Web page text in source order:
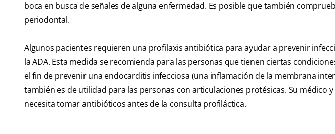
boca en busca de señales de alguna enfermedad. Es posible que también
periodontal.
Algunos pacientes requieren una profilaxis antibiótica para ayudar a prevenir
la ADA. Esta medida se recomienda para las personas que tienen ciertas
el fin de prevenir una endocarditis infecciosa (una inflamación de la membrana
también es de utilidad para las personas con articulaciones protésicas. Su médico
necesita tomar antibióticos antes de la consulta profiláctica.